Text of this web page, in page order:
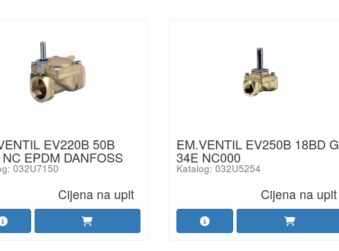
EV220B 50B
EPDM DANFOSS
032U7150
Cijena na upit
EM.VENTIL EV250B 18BD G
34E NC000
Katalog: 032U5254
Cijena na upit